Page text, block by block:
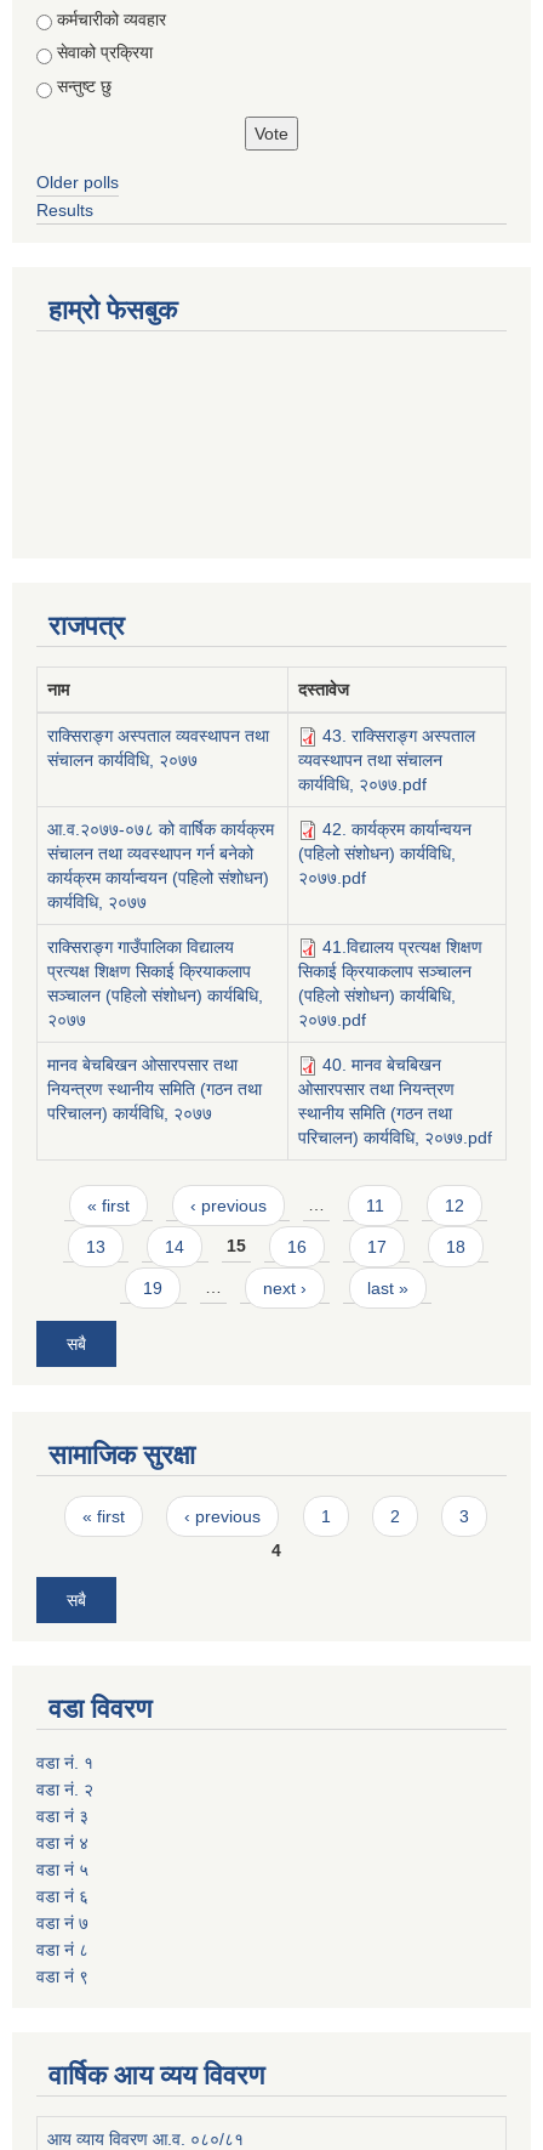
Choices
कर्मचारीको व्यवहार
सेवाको प्रक्रिया
सन्तुष्ट छु
Older polls
Results
हाम्रो फेसबुक
राजपत्र
नाम दस्तावेज
राक्सिराङ्ग अस्पताल व्यवस्थापन तथा
संचालन कार्यविधि, २०७७
43. राक्सिराङ्ग अस्पताल
व्यवस्थापन तथा संचालन
कार्यविधि, २०७७.pdf
आ.व.२०७७-०७८ को वार्षिक कार्यक्रम
संचालन तथा व्यवस्थापन गर्न बनेको
कार्यक्रम कार्यान्वयन (पहिलो संशोधन)
कार्यविधि, २०७७
42. कार्यक्रम कार्यान्वयन
(पहिलो संशोधन) कार्यविधि,
२०७७.pdf
राक्सिराङ्ग गाउँपालिका विद्यालय
प्रत्यक्ष शिक्षण सिकाई क्रियाकलाप
सञ्चालन (पहिलो संशोधन) कार्यबिधि,
२०७७
41.विद्यालय प्रत्यक्ष शिक्षण
सिकाई क्रियाकलाप सञ्चालन
(पहिलो संशोधन) कार्यबिधि,
२०७७.pdf
मानव बेचबिखन ओसारपसार तथा
नियन्त्रण स्थानीय समिति (गठन तथा
परिचालन) कार्यविधि, २०७७
40. मानव बेचबिखन
ओसारपसार तथा नियन्त्रण
स्थानीय समिति (गठन तथा
परिचालन) कार्यविधि, २०७७.pdf
Pages
« first ‹ previous … 11 12
13 14 15 16 17 18
19 … next › last »
सबै
सामाजिक सुरक्षा
Pages
« first ‹ previous 1 2
3
4
सबै
वडा विवरण
वडा नं. १
वडा नं. २
वडा नं ३
वडा नं ४
वडा नं ५
वडा नं ६
वडा नं ७
वडा नं ८
वडा नं ९
वार्षिक आय व्यय विवरण
आय व्याय विवरण आ.व. ०८०/८१